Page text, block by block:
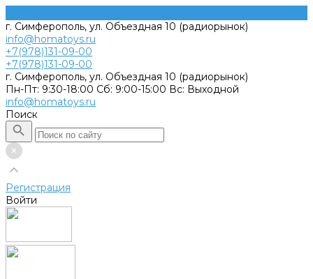
г. Симферополь, ул. Объездная 10 (радиорынок)
info@homatoys.ru
+7(978)131-09-00
+7(978)131-09-00
г. Симферополь, ул. Объездная 10 (радиорынок)
Пн-Пт: 9:30-18:00 Cб: 9:00-15:00 Вс: Выходной
info@homatoys.ru
Поиск
Регистрация
Войти